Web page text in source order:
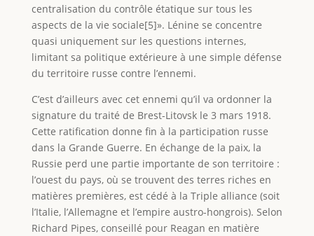
centralisation du contrôle étatique sur tous les
aspects de la vie sociale[5]». Lénine se concentre
quasi uniquement sur les questions internes,
limitant sa politique extérieure à une simple défense
du territoire russe contre l’ennemi.
C’est d’ailleurs avec cet ennemi qu’il va ordonner la
signature du traité de Brest-Litovsk le 3 mars 1918.
Cette ratification donne fin à la participation russe
dans la Grande Guerre. En échange de la paix, la
Russie perd une partie importante de son territoire :
l’ouest du pays, où se trouvent des terres riches en
matières premières, est cédé à la Triple alliance (soit
l’Italie, l’Allemagne et l’empire austro-hongrois). Selon
Richard Pipes, conseillé pour Reagan en matière